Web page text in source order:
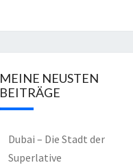
MEINE NEUSTEN
BEITRÄGE
Dubai – Die Stadt der
Superlative